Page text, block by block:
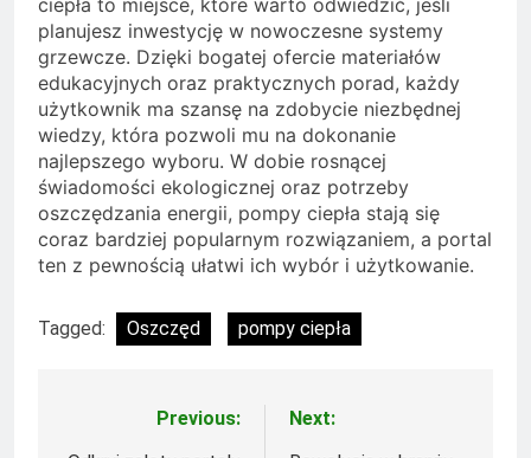
planujesz inwestycję w nowoczesne systemy
grzewcze. Dzięki bogatej ofercie materiałów
edukacyjnych oraz praktycznych porad, każdy
użytkownik ma szansę na zdobycie niezbędnej
wiedzy, która pozwoli mu na dokonanie
najlepszego wyboru. W dobie rosnącej
świadomości ekologicznej oraz potrzeby
oszczędzania energii, pompy ciepła stają się
coraz bardziej popularnym rozwiązaniem, a portal
ten z pewnością ułatwi ich wybór i użytkowanie.
Tagged: Oszczęd pompy ciepła
NawigacjaPrevious:
Next: